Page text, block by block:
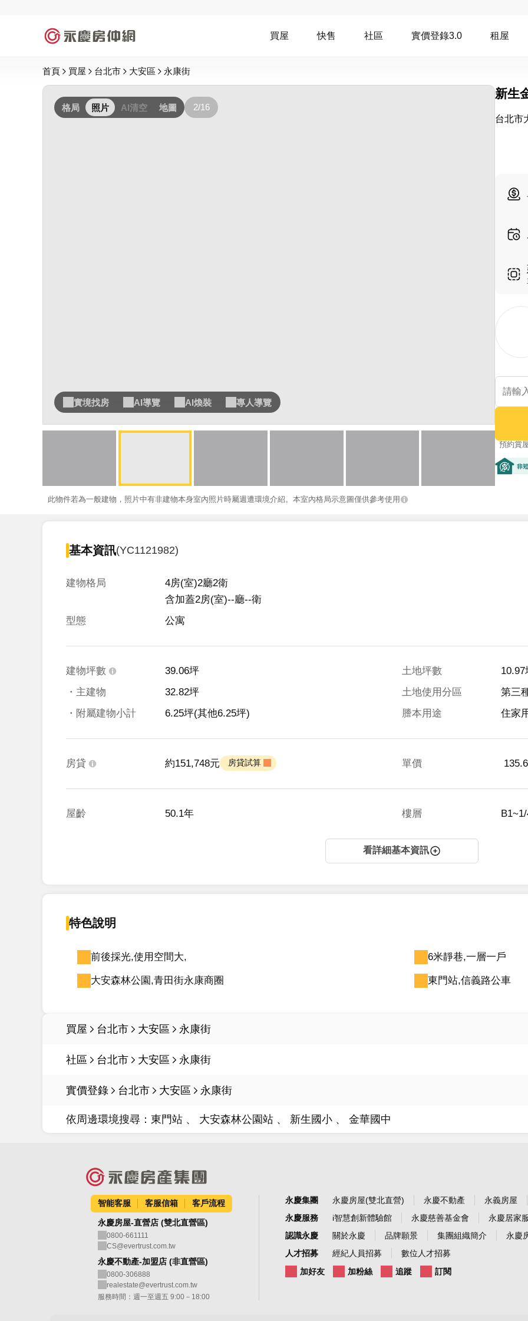
買屋 快售 社區 實價登錄3.0 租屋
首頁 買屋 台北市 大安區 永康街
格局 照片 AI清空 地圖 2/16
實境找房 AI導覽 AI煥裝 專人導覽
此物件若為一般建物，照片中有非建物本身室內照片時屬週遭環境介紹。本室內格局示意圖僅供參考使用
新生
台北市
預約賞
基本資訊(YC1121982)
建物格局
4房(室)2廳2衛
含加蓋2房(室)--廳--衛
型態
公寓
建物坪數
39.06坪
・主建物
32.82坪
・附屬建物小計
6.25坪(其他6.25坪)
土地坪數
10.97
土地使用分區
第三
謄本用途
住家
房貸 約151,748元 房貸試算 單價
屋齡 50.1年 樓層
看詳細基本資訊
特色說明
前後採光,使用空間大, 6米靜巷,一層一戶
大安森林公園,青田街永康商圈 東門站,信義路公車
買屋 台北市 大安區 永康街
社區 台北市 大安區 永康街
實價登錄 台北市 大安區 永康街
依周邊環境搜尋： 東門站 大安森林公園站 新生國小 金華國中
智能客服 客服信箱 客戶流程
永慶房屋-直營店 (雙北直營區)
0800-661111
CS@evertrust.com.tw
永慶不動產-加盟店 (非直營區)
0800-306888
realestate@evertrust.com.tw
服務時間：週一至週五 9:00－18:00
永慶集團 永慶房屋(雙北直營) 永慶不動產
永義房屋
永慶服務
i智慧創新體驗館 永慶慈善基金會
永慶居家
認識永慶
關於永慶 品牌願景 集團組織簡介
永慶
人才招募
經紀人員招募
數位人才招募
加好友
加粉絲 追蹤 訂閱